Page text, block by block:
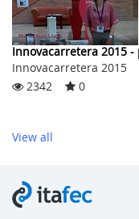
Innovacarretera 2015
Innovacarretera 2015
2342
0
View all